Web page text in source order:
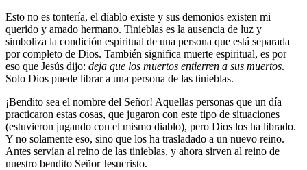
Esto no es tontería, el diablo existe y sus demonios existen mi
querido y amado hermano. Tinieblas es la ausencia de luz y
simboliza la condición espiritual de una persona que está separada
por completo de Dios. También significa muerte espiritual, es por
eso que Jesús dijo: deja que los muertos entierren a sus muertos.
Solo Dios puede librar a una persona de las tinieblas.
¡Bendito sea el nombre del Señor! Aquellas personas que un día
practicaron estas cosas, que jugaron con este tipo de situaciones
(estuvieron jugando con el mismo diablo), pero Dios los ha librado.
Y no solamente eso, sino que los ha trasladado a un nuevo reino.
Antes servían al reino de las tinieblas, y ahora sirven al reino de
nuestro bendito Señor Jesucristo.